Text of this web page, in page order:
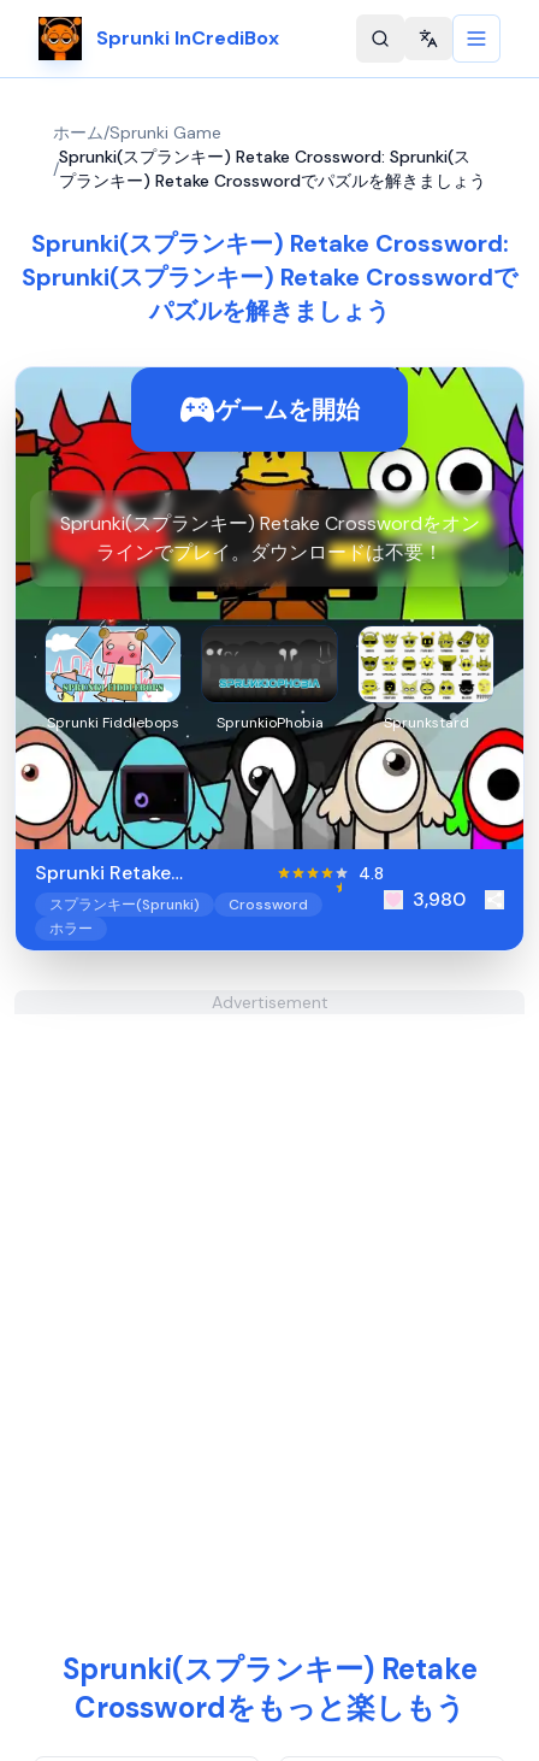
Sprunki InCrediBox Change
ホーム/Sprunki Game
/
Sprunki(スプランキー) Retake Crossword: Sprunki(ス
プランキー) Retake Crosswordでパズルを解きましょう
Sprunki(スプランキー) Retake Crossword:
Sprunki(スプランキー) Retake Crosswordで
パズルを解きましょう
ゲームを開始
Sprunki(スプランキー) Retake Crosswordをオン
ラインでプレイ。ダウンロードは不要！
Sprunki Fiddlebops SprunkioPhobia Sprunkstard
Sprunki Retake
Crossword
4.8
スプランキー(Sprunki)
Crossword
ホラー
3,980
Advertisement
Sprunki(スプランキー) Retake
Crosswordをもっと楽しもう